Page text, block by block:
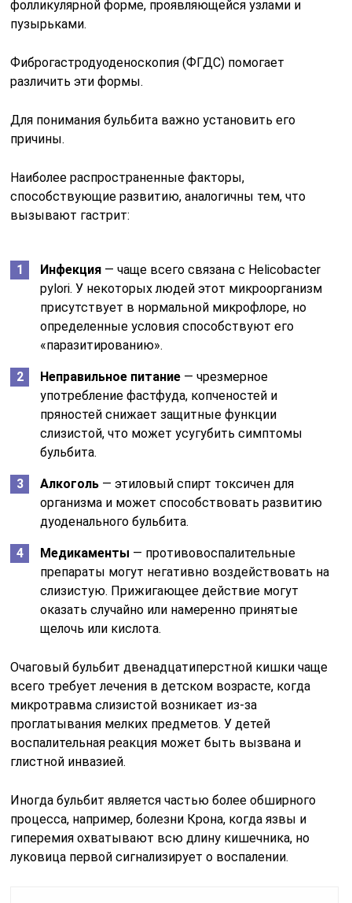
фолликулярной форме, проявляющейся узлами и
пузырьками.
Фиброгастродуоденоскопия (ФГДС) помогает
различить эти формы.
Для понимания бульбита важно установить его
причины.
Наиболее распространенные факторы,
способствующие развитию, аналогичны тем, что
вызывают гастрит:
Инфекция — чаще всего связана с Helicobacter
pylori. У некоторых людей этот микроорганизм
присутствует в нормальной микрофлоре, но
определенные условия способствуют его
«паразитированию».
Неправильное питание — чрезмерное
употребление фастфуда, копченостей и
пряностей снижает защитные функции
слизистой, что может усугубить симптомы
бульбита.
Алкоголь — этиловый спирт токсичен для
организма и может способствовать развитию
дуоденального бульбита.
Медикаменты — противовоспалительные
препараты могут негативно воздействовать на
слизистую. Прижигающее действие могут
оказать случайно или намеренно принятые
щелочь или кислота.
Очаговый бульбит двенадцатиперстной кишки чаще
всего требует лечения в детском возрасте, когда
микротравма слизистой возникает из-за
проглатывания мелких предметов. У детей
воспалительная реакция может быть вызвана и
глистной инвазией.
Иногда бульбит является частью более обширного
процесса, например, болезни Крона, когда язвы и
гиперемия охватывают всю длину кишечника, но
луковица первой сигнализирует о воспалении.